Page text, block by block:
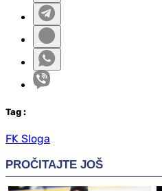
Tag :
FK Sloga